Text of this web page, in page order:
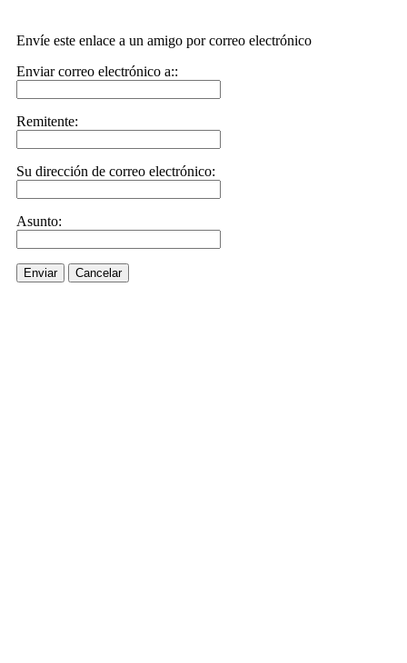
Envíe este enlace a un amigo por correo electrónico
Enviar correo electrónico a::
Remitente:
Su dirección de correo electrónico:
Asunto:
Enviar Cancelar